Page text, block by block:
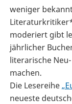
weniger
moderiert gibt
jährlicher
literarische
machen.
Die Lesereihe
neueste